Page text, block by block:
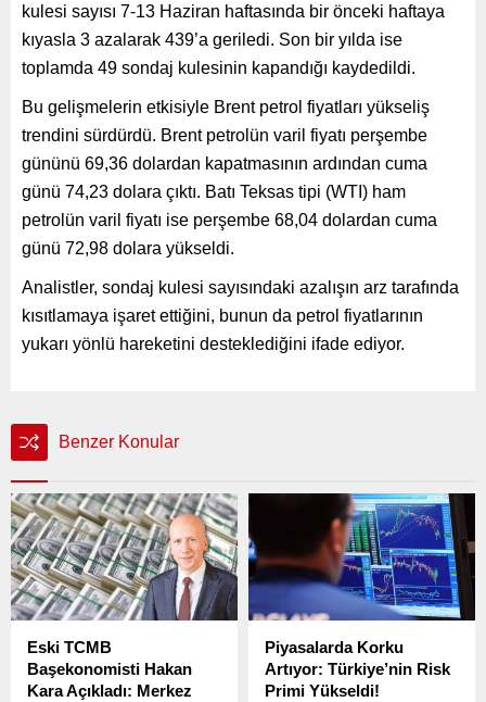
kulesi sayısı 7-13 Haziran haftasında bir önceki haftaya
kıyasla 3 azalarak 439’a geriledi. Son bir yılda ise
toplamda 49 sondaj kulesinin kapandığı kaydedildi.
Bu gelişmelerin etkisiyle Brent petrol fiyatları yükseliş
trendini sürdürdü. Brent petrolün varil fiyatı perşembe
gününü 69,36 dolardan kapatmasının ardından cuma
günü 74,23 dolara çıktı. Batı Teksas tipi (WTI) ham
petrolün varil fiyatı ise perşembe 68,04 dolardan cuma
günü 72,98 dolara yükseldi.
Analistler, sondaj kulesi sayısındaki azalışın arz tarafında
kısıtlamaya işaret ettiğini, bunun da petrol fiyatlarının
yukarı yönlü hareketini desteklediğini ifade ediyor.
Benzer Konular
Eski TCMB
Başekonomisti Hakan
Kara Açıkladı: Merkez
Piyasalarda Korku
Artıyor: Türkiye’nin Risk
Primi Yükseldi!